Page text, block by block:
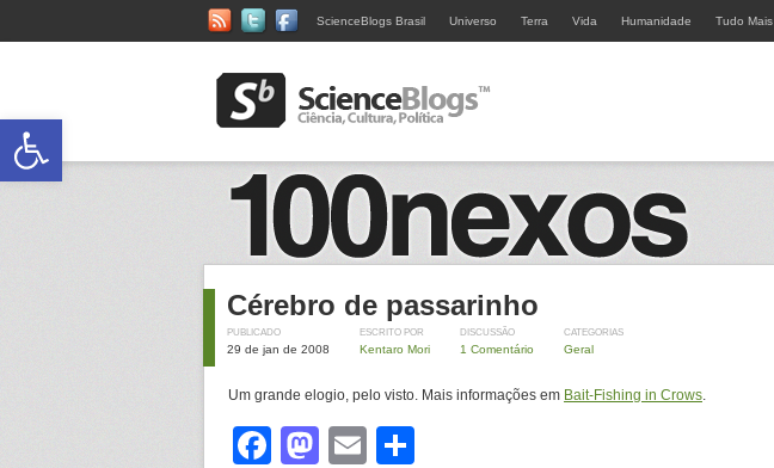
ScienceBlogs Brasil Universo Terra Vida Humanidade Tudo Mais
Cérebro de passarinho
PUBLICADO
29 de jan de 2008
ESCRITO POR
Kentaro Mori
DISCUSSÃO
1 Comentário
CATEGORIAS
Geral
Um grande elogio, pelo visto. Mais informações em Bait-Fishing in Crows.
Facebook
Mastodon
Email
Abrir a barra de ferramentas